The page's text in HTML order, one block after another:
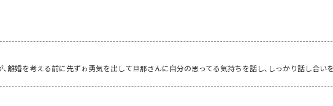
離婚を考える前に先ずゎ勇気を出して旦那さんに自分の思ってる気持ちを話し､しっかり話し合い